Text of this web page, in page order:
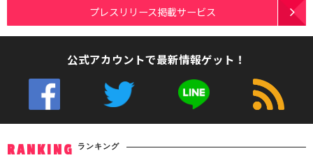
プレスリリース掲載サービス
公式アカウントで最新情報ゲット！
RANKING ランキング